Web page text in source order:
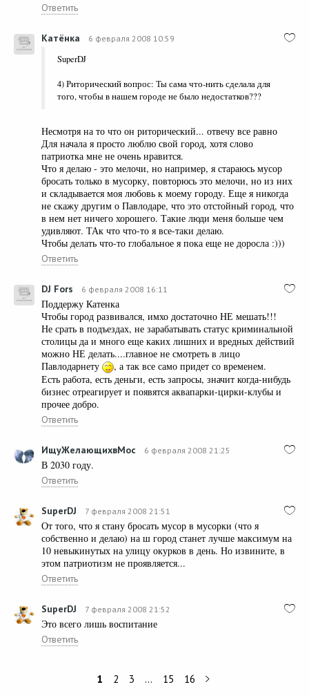
Ответить
Катёнка 6 февраля 2008 10:59
SuperDJ
4) Риторический вопрос: Ты сама что-нить сделала для
того, чтобы в нашем городе не было недостатков???
Несмотря на то что он риторический... отвечу все равно
Для начала я просто люблю свой город, хотя слово
патриотка мне не очень нравится.
Что я делаю - это мелочи, но например, я стараюсь мусор
бросать только в мусорку, повторюсь это мелочи, но из них
и складывается моя любовь к моему городу. Еще я никогда
не скажу другим о Павлодаре, что это отстойный город, что
в нем нет ничего хорошего. Такие люди меня больше чем
удивляют. ТАк что что-то я все-таки делаю.
Чтобы делать что-то глобальное я пока еще не доросла :)))
Ответить
DJ Fors 6 февраля 2008 16:11
Поддержу Катенка
Чтобы город развивался, имхо достаточно НЕ мешать!!!
Не срать в подъездах, не зарабатывать статус криминальной
столицы да и много еще каких лишних и вредных действий
можно НЕ делать....главное не смотреть в лицо
Павлодарнету
, а так все само придет со временем.
Есть работа, есть деньги, есть запросы, значит когда-нибудь
бизнес отреагирует и появятся аквапарки-цирки-клубы и
прочее добро.
Ответить
ИщуЖелающихвМос 6 февраля 2008 21:25
В 2030 году.
Ответить
SuperDJ 7 февраля 2008 21:51
От того, что я стану бросать мусор в мусорки (что я
собственно и делаю) на ш город станет лучше максимум на
10 невыкинутых на улицу окурков в день. Но извините, в
этом патриотизм не проявляется...
Ответить
SuperDJ 7 февраля 2008 21:52
Это всего лишь воспитание
Ответить
1 2 3 … 15 16